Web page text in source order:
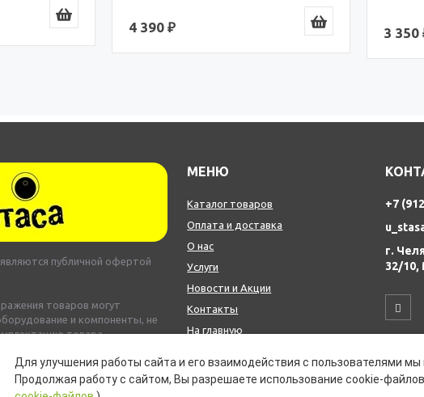
3 350 ₽
публичной офертой
товаров могут
и компоненты, не
товара.
МЕНЮ
Каталог товаров
Оплата и доставка
О нас
Услуги
Новости и Акции
Контакты
На главную
+7
г.
32/10,
Для улучшения работы сайта и его взаимодействия с пользователями
Продолжая работу с сайтом, Вы разрешаете использование cookie-